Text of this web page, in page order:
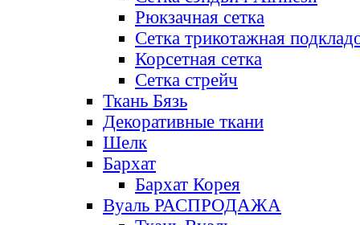
Рюкзачная сетка
Сетка трикотажная
Корсетная сетка
Сетка стрейч
Ткань Бязь
Декоративные ткани
Шелк
Бархат
Бархат Корея
Вуаль РАСПРОДАЖА